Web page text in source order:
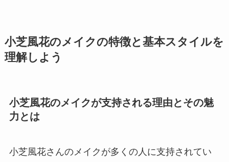
小芝風花のメイクの特徴と基本スタイルを
理解しよう
小芝風花のメイクが支持される理由とその魅
力とは
小芝風花さんのメイクが多くの人に支持されてい